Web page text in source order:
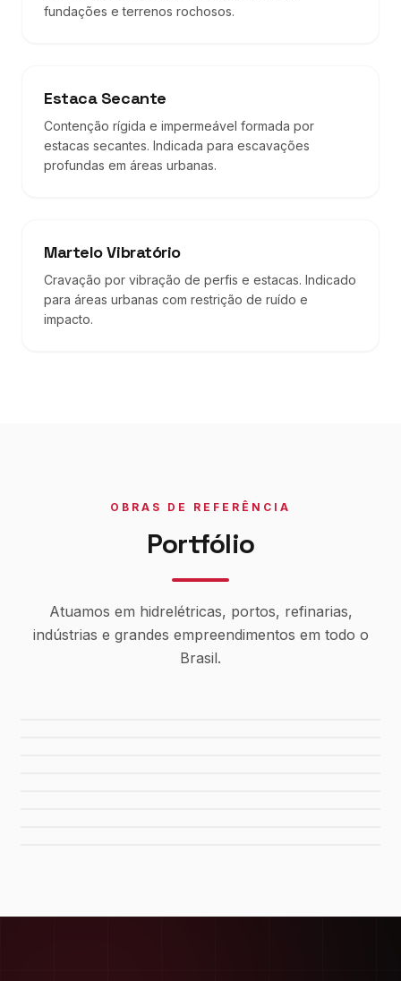
fundações e terrenos rochosos.
Estaca Secante
Contenção rígida e impermeável formada por
estacas secantes. Indicada para escavações
profundas em áreas urbanas.
Martelo Vibratório
Cravação por vibração de perfis e estacas. Indicado
para áreas urbanas com restrição de ruído e
impacto.
OBRAS DE REFERÊNCIA
Portfólio
Atuamos em hidrelétricas, portos, refinarias,
indústrias e grandes empreendimentos em todo o
Brasil.